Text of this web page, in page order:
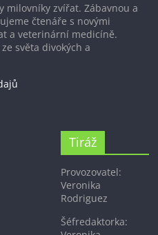
milovníky zvířat. Zábavnou a
čtenáře s novými
a veterinární medicíně.
světa divokých a
Tiráž
Provozovatel:
Veronika
Rodriguez
Šéfredaktorka: